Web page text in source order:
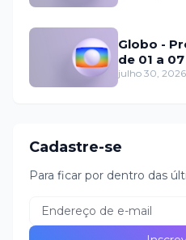
Globo -
de 01 a
julho 30, 2026
Cadastre-se
Para ficar por dentro das